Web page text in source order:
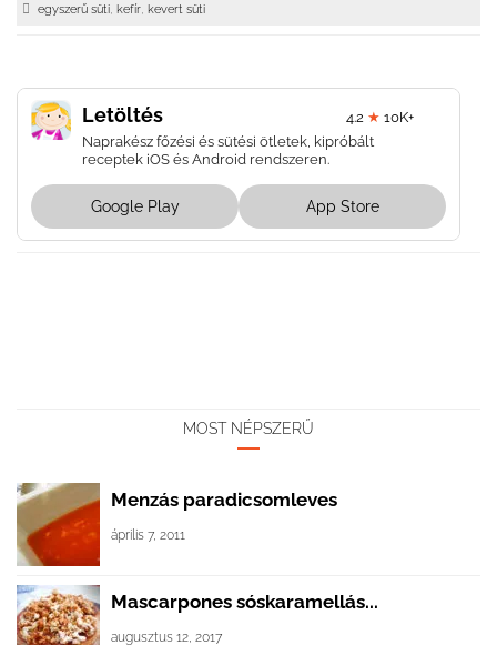
egyszerű süti, kefír, kevert süti
Letöltés 4.2 ★ 10K+
Naprakész főzési és sütési ötletek, kipróbált
receptek iOS és Android rendszeren.
Google Play App Store
MOST NÉPSZERŰ
Menzás paradicsomleves
április 7, 2011
Mascarpones sóskaramellás...
augusztus 12, 2017